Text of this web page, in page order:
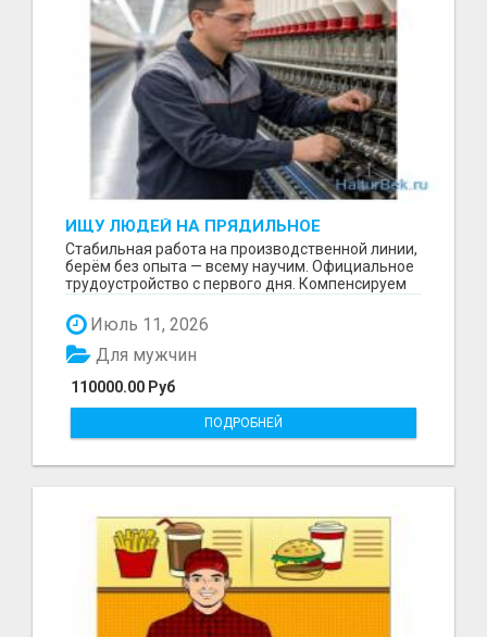
ИЩУ ЛЮДЕЙ НА ПРЯДИЛЬНОЕ
ПРОИЗВОДСТВО В ЖИЛИНО-2
(ЛЮБЕРЦЫ), ФАБРИКА «ПЕХОРСКИЙ
ТЕКСТИЛЬ»
Стабильная работа на производственной линии,
берём без опыта — всему научим. Официальное
трудоустройство с первого дня. Компенсируем
Июль 11, 2026
110000.00 Руб
Для мужчин
ПОДРОБНЕЙ